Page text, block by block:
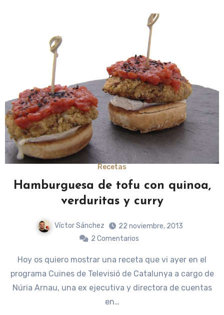
Recetas
Hamburguesa de tofu con quinoa,
verduritas y curry
Víctor Sánchez
22 noviembre, 2013
2 Comentarios
Hoy os quiero mostrar una receta que vi ayer en el
programa Cuines de Televisió de Catalunya a cargo de
Núria Arnau, una ex ejecutiva y directora de cuentas
en…